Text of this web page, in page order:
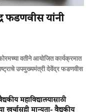
फडणवीस यांनी
वतीने आयोजित कार्यक्रमात
उपमुख्यमंत्री देवेंद्र फडणवीस
महाविद्यालयासाठी
खर्चासही मान्यता- वैद्यकीय